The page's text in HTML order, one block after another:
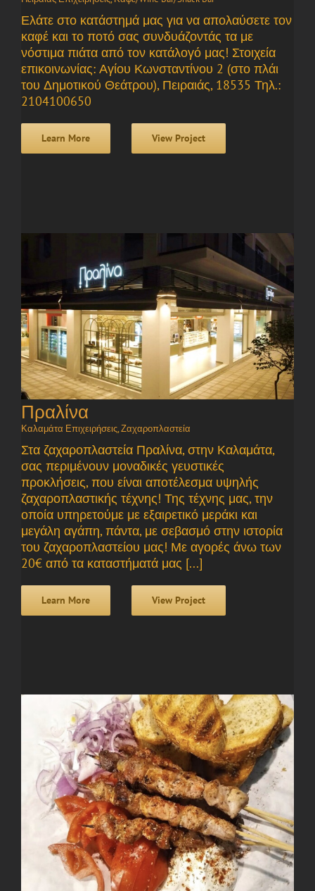
Ελάτε στο κατάστημά μας για να απολαύσετε τον
καφέ και το ποτό σας συνδυάζοντάς τα με
νόστιμα πιάτα από τον κατάλογό μας! Στοιχεία
επικοινωνίας: Αγίου Κωνσταντίνου 2 (στο πλάι
του Δημοτικού Θεάτρου), Πειραιάς, 18535 Τηλ.:
2104100650
Learn More View Project
Πραλίνα
Καλαμάτα Επιχειρήσεις,Ζαχαροπλαστεία
Στα ζαχαροπλαστεία Πραλίνα, στην Καλαμάτα,
σας περιμένουν μοναδικές γευστικές
προκλήσεις, που είναι αποτέλεσμα υψηλής
ζαχαροπλαστικής τέχνης! Της τέχνης μας, την
οποία υπηρετούμε με εξαιρετικό μεράκι και
μεγάλη αγάπη, πάντα, με σεβασμό στην ιστορία
του ζαχαροπλαστείου μας! Με αγορές άνω των
20€ από τα καταστήματά μας [...]
Learn More View Project